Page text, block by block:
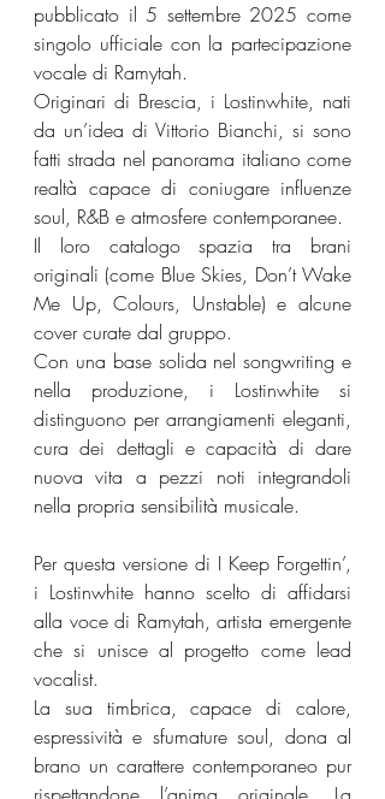
pubblicato il 5 settembre 2025 come
singolo ufficiale con la partecipazione
vocale di Ramytah.
Originari di Brescia, i Lostinwhite, nati
da un’idea di Vittorio Bianchi, si sono
fatti strada nel panorama italiano come
realtà capace di coniugare influenze
soul, R&B e atmosfere contemporanee.
Il loro catalogo spazia tra brani
originali (come Blue Skies, Don’t Wake
Me Up, Colours, Unstable) e alcune
cover curate dal gruppo.
Con una base solida nel songwriting e
nella produzione, i Lostinwhite si
distinguono per arrangiamenti eleganti,
cura dei dettagli e capacità di dare
nuova vita a pezzi noti integrandoli
nella propria sensibilità musicale.
Per questa versione di I Keep Forgettin’,
i Lostinwhite hanno scelto di affidarsi
alla voce di Ramytah, artista emergente
che si unisce al progetto come lead
vocalist.
La sua timbrica, capace di calore,
espressività e sfumature soul, dona al
brano un carattere contemporaneo pur